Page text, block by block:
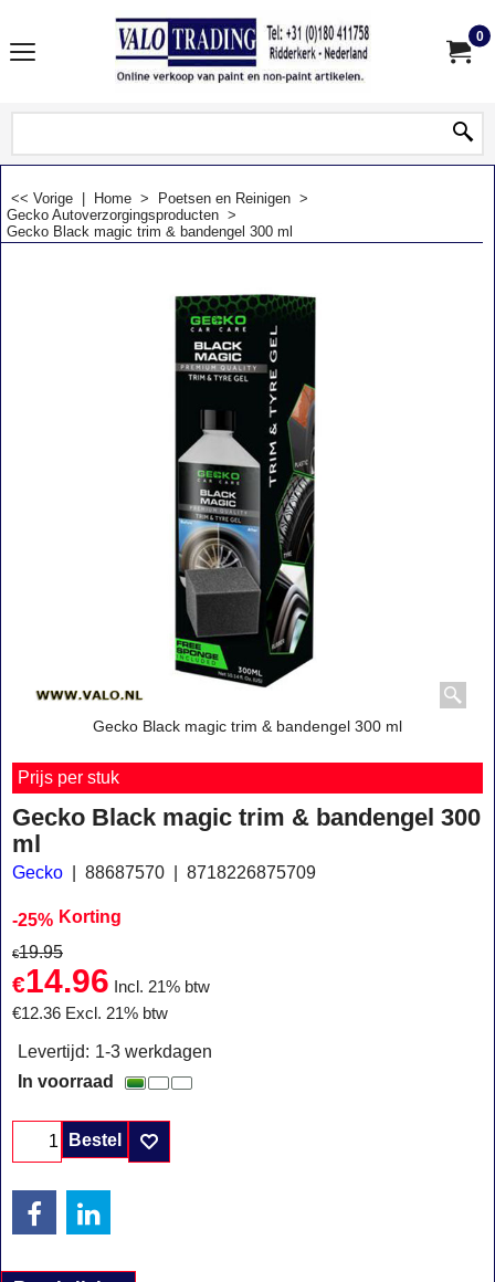
0
<< Vorige Home > Poetsen en Reinigen >
Gecko Autoverzorgingsproducten >
Gecko Black magic trim & bandengel 300 ml
Gecko Black magic trim & bandengel 300 ml
Prijs per stuk
Gecko Black magic trim & bandengel 300
ml
Gecko 88687570 8718226875709
-25% Korting
€19.95
€14.96
Incl. 21% btw
€12.36 Excl. 21% btw
Levertijd: 1-3 werkdagen
In voorraad
Bestel